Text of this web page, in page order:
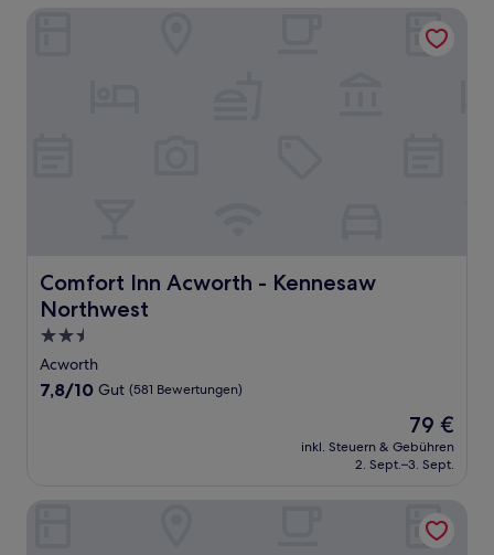
Comfort Inn Acworth - Kennesaw
Northwest
Comfort Inn Acworth - Kennesaw Northwest
2.5-
Sterne-
Unterkunft
Acworth
7.8
7,8/10 Gut (581 Bewertungen)
Der
Preis
beträgt
79 €
inkl. Steuern & Gebühren
2. Sept.–3. Sept.
Red Roof Inn Acworth - Emerson/ LakePoint South